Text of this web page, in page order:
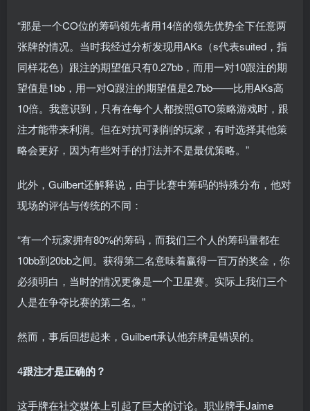
“那是一个CO位的筹码领先者用14倍的领先优势全下任意两
张牌的情况。当时我经过分析发现用AKs（s代表suited，指
同样花色）跟注的期望值只有0.27bb，而用一对10跟注的期
望值是1bb，用一对Q跟注的期望值是2.7bb——比用AKs高
10倍。我意识到，只有在每个人都按照GTO策略游戏时，跟
注才能带来利润。但在对抗可剥削的玩家，有时选择其他策
略会更好，因为有些对手的打法并不是最优策略。”
此外，Guilbert还解释说，由于比赛中筹码的特殊分布，他对
现场的评估与传统的不同：
“有一个玩家拥有80%的筹码，而我们三个人的筹码量都在
10bb到20bb之间。获得第二名意味着赢得一百万的奖金，你
必须明白，当时的情况更像是一个卫星赛。实际上我们三个
人是在争夺比赛的第二名。”
然而，事后回想起来，Guilbert承认他弃牌是错误的。
4跟注才是正确的？
这手牌在社交媒体上引起了巨大的讨论。职业牌手Jaime